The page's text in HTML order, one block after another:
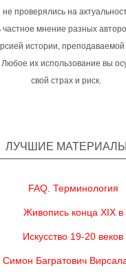
проверялись на
частное мнение разных
истории,
их использование вы
свой страх и риск.
ЛУЧШИЕ МАТЕРИАЛЫ
FAQ. Терминология
Живопись конца XIX в
Искусство 19-20 веков
Симон Багратович